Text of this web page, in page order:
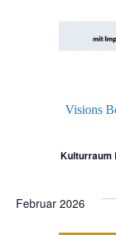
Visions
Kulturraum
Februar 2026